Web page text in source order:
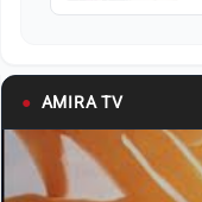
● AMIRA TV